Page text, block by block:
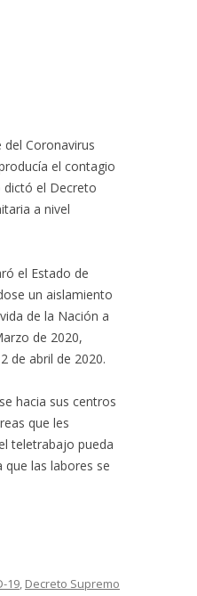
del Coronavirus
el contagio
dictó el Decreto
a nivel
el Estado de
un aislamiento
de la Nación a
de 2020,
de abril de 2020.
hacia sus centros
que les
teletrabajo pueda
las labores se
19, Decreto Supremo